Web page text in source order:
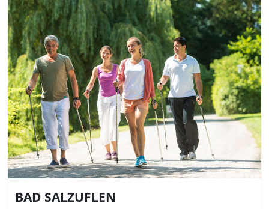
BAD SALZUFLEN